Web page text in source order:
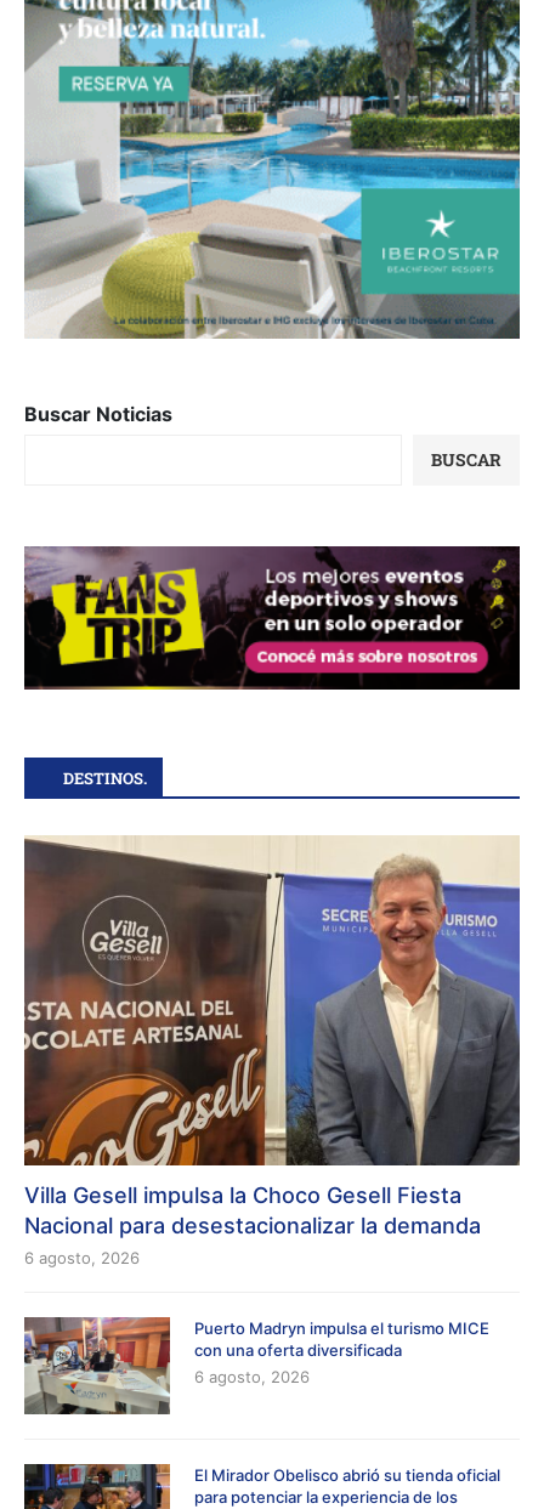
Buscar Noticias
BUSCAR
DESTINOS.
Villa Gesell impulsa la Choco Gesell Fiesta
Nacional para desestacionalizar la demanda
6 agosto, 2026
Puerto Madryn impulsa el turismo MICE
con una oferta diversificada
6 agosto, 2026
El Mirador Obelisco abrió su tienda oficial
para potenciar la experiencia de los